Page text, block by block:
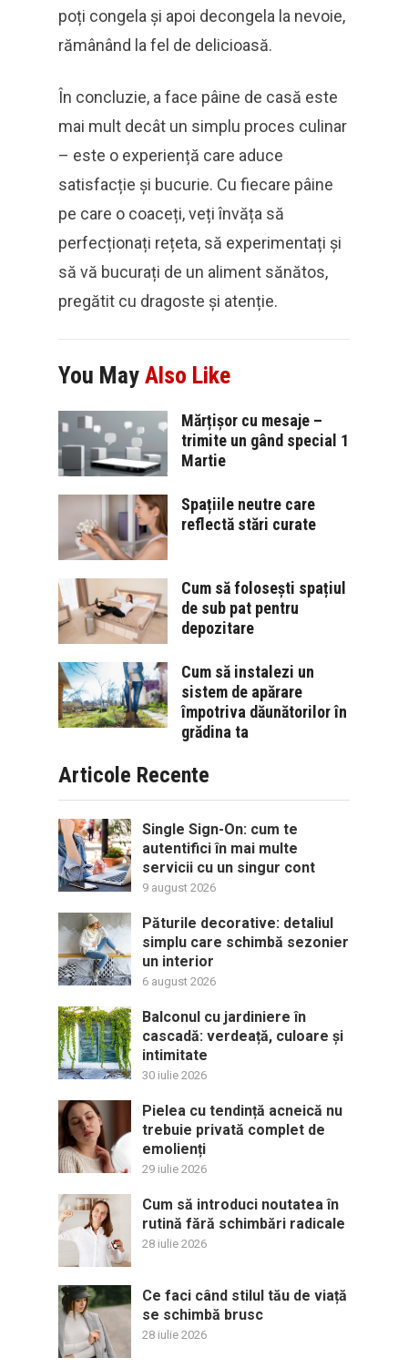
poți congela și apoi decongela la nevoie,
rămânând la fel de delicioasă.
În concluzie, a face pâine de casă este
mai mult decât un simplu proces culinar
– este o experiență care aduce
satisfacție și bucurie. Cu fiecare pâine
pe care o coaceți, veți învăța să
perfecționați rețeta, să experimentați și
să vă bucurați de un aliment sănătos,
pregătit cu dragoste și atenție.
You May Also Like
Mărțișor cu mesaje –
trimite un gând special 1
Martie
Spațiile neutre care
reflectă stări curate
Cum să folosești spațiul
de sub pat pentru
depozitare
Cum să instalezi un
sistem de apărare
împotriva dăunătorilor în
grădina ta
Articole Recente
Single Sign-On: cum te
autentifici în mai multe
servicii cu un singur cont
9 august 2026
Păturile decorative: detaliul
simplu care schimbă sezonier
un interior
6 august 2026
Balconul cu jardiniere în
cascadă: verdeață, culoare și
intimitate
30 iulie 2026
Pielea cu tendință acneică nu
trebuie privată complet de
emolienți
29 iulie 2026
Cum să introduci noutatea în
rutină fără schimbări radicale
28 iulie 2026
Ce faci când stilul tău de viață
se schimbă brusc
28 iulie 2026